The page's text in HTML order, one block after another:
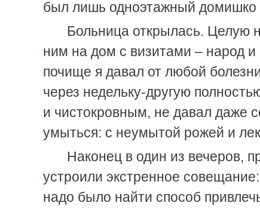
был лишь одноэтажный домишко
Больница открылась. Целую
ним на дом с визитами – народ
почище я давал от любой
через недельку-другую
и чистокровным, не давал даже
умыться: с неумытой рожей и
Наконец в один из вечеров,
устроили экстренное
надо было найти способ